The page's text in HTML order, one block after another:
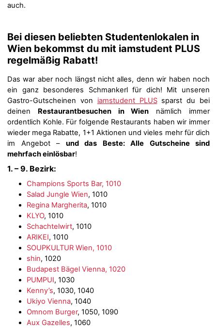
auch.
Bei diesen beliebten Studentenlokalen in
Wien bekommst du mit iamstudent PLUS
regelmäßig Rabatt!
Das war aber noch längst nicht alles, denn wir haben noch
ein ganz besonderes Schmankerl für dich! Mit unseren
Gastro-Gutscheinen von iamstudent PLUSsparst du bei
deinen Restaurantbesuchen in Wien nämlich immer
ordentlich Kohle. Für folgende Restaurants haben wir immer
wieder mega Rabatte, 1+1 Aktionen und vieles mehr für dich
im Angebot – und das Beste: Alle Gutscheine sind
mehrfach einlösbar!
1. – 9. Bezirk:
Champions Sports Bar, 1010
Salad Jungle Wien, 1010
Regina Margherita, 1010
KLYO, 1010
Schachtelwirt, 1010
ARIKEI, 1010
SOUPKULTUR Wien, 1010
shin, 1020
Budapest Bägel Vienna, 1020
PUMPUI, 1030
Kenny’s, 1030, 1040
Ukiyo Vienna, 1040
Omnom Burger, 1050, 1090
Aux Gazelles, 1060